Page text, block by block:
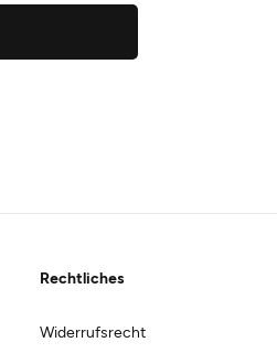
Rechtliches
Widerrufsrecht